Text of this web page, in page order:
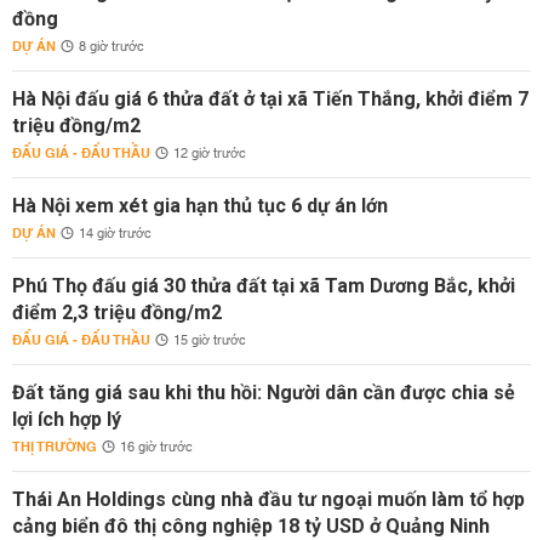
đồng
DỰ ÁN 8 giờ trước
Hà Nội đấu giá 6 thửa đất ở tại xã Tiến Thắng, khởi điểm 7
triệu đồng/m2
ĐẤU GIÁ - ĐẤU THẦU 12 giờ trước
Hà Nội xem xét gia hạn thủ tục 6 dự án lớn
DỰ ÁN 14 giờ trước
Phú Thọ đấu giá 30 thửa đất tại xã Tam Dương Bắc, khởi
điểm 2,3 triệu đồng/m2
ĐẤU GIÁ - ĐẤU THẦU 15 giờ trước
Đất tăng giá sau khi thu hồi: Người dân cần được chia sẻ
lợi ích hợp lý
THỊ TRƯỜNG 16 giờ trước
Thái An Holdings cùng nhà đầu tư ngoại muốn làm tổ hợp
cảng biển đô thị công nghiệp 18 tỷ USD ở Quảng Ninh